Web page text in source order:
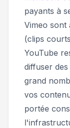
payants à
Vimeo sont
(clips
YouTube
diffuser
grand
vos
portée